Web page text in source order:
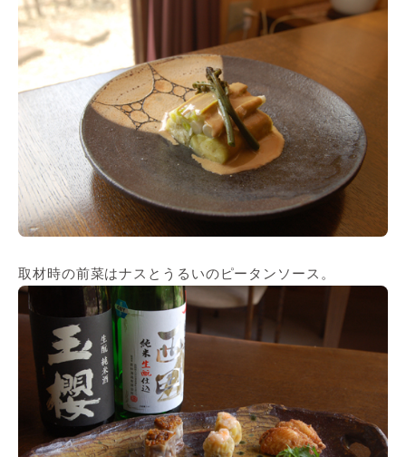
取材時の前菜はナスとうるいのピータンソース。